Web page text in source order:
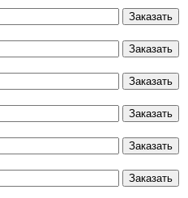
Заказать
Заказать
Заказать
Заказать
Заказать
Заказать